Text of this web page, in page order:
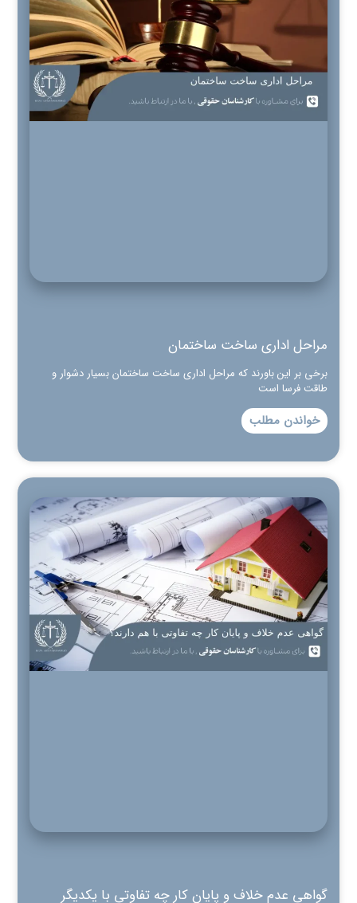
مراحل اداری ساخت ساختمان
برخی بر این باورند که مراحل اداری ساخت ساختمان بسیار دشوار و
طاقت فرسا است
خواندن مطلب
گواهی عدم خلاف و پایان کار چه تفاوتی با یکدیگر